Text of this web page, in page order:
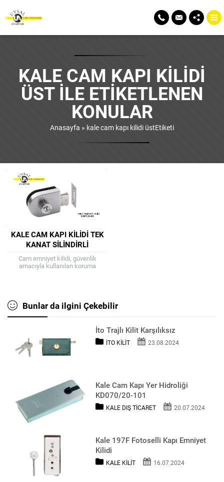
KALE CAM KAPI KILIDI
ÜST ILE ETIKETLENEN
KONULAR
Anasayfa » kale cam kapı kilidi üstEtiketi
KALE CAM KAPI KILIDI TEK
KANAT SILINDIRLI
(KD070/20-126)
Cam emniyet kilidi, güvenlik
amacıyla kullanılan koruma
Bunlar da ilgini Çekebilir
İto Trajlı Kilit Karşılıksız
İTO KILIT 23.08.2024
Kale Cam Kapı Yer Hidroliği
KD070/20-101
KALE DIŞ TICARET 20.07.2024
Kale 197F Fotoselli Kapı Emniyet
Kilidi
KALE KILIT 16.07.2024